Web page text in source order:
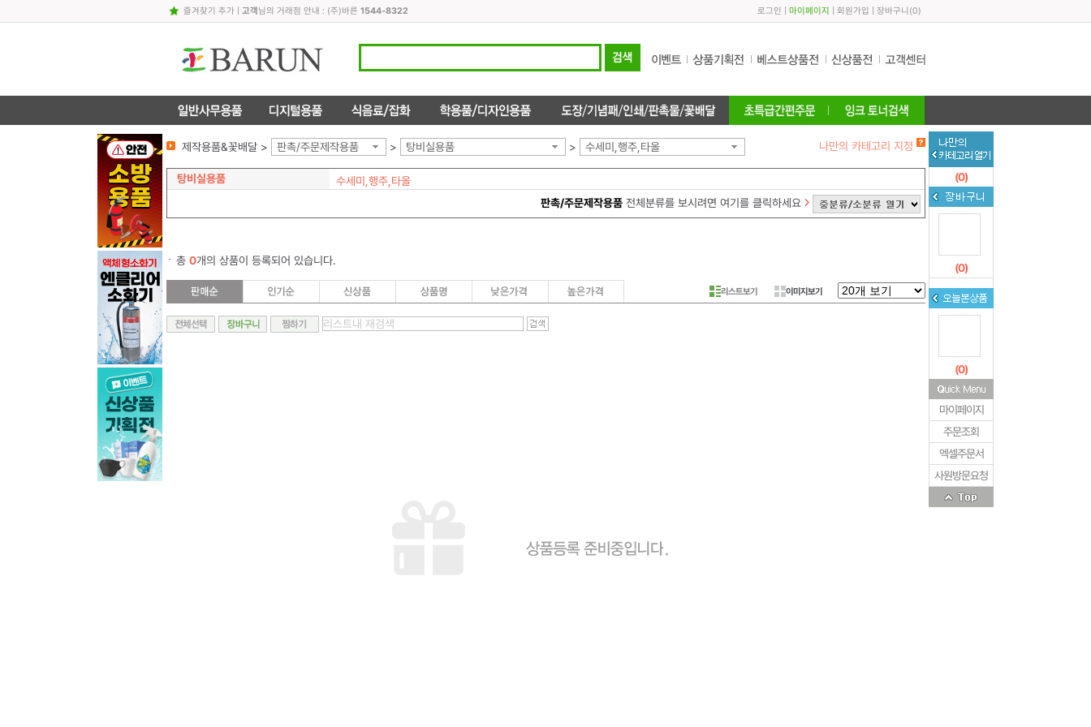
즐겨찾기 추가| 고객님의 거래점 안내 : (주)바른 1544-8322 로그인 마이페이지 회원가입 장바구니 (0)
제작용품&꽃배달 > 판촉/주문제작용품 > 탕비실용품 > 수세미,행주,타올 나만의 카테고리 지정
탕비실용품
수세미,행주,타올
판촉/주문제작용품전체분류를 보시려면 여기를 클릭하세요
총 0개의 상품이 등록되어 있습니다.
리스트보기 이미지보기
(0)
(0)
(0)
마이페이지
주문조회
엑셀주문서
사원방문요청